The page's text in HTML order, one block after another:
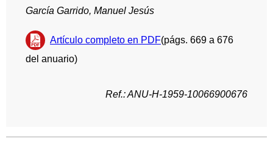
García Garrido, Manuel Jesús
Artículo completo en PDF(págs. 669 a 676
del anuario)
Ref.: ANU-H-1959-10066900676